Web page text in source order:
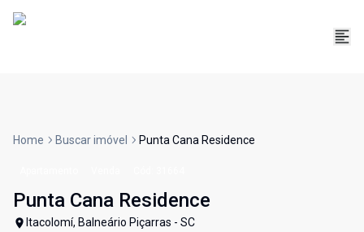
Home Buscar imóvel Punta Cana Residence
Punta Cana Residence
Itacolomí, Balneário Piçarras - SC